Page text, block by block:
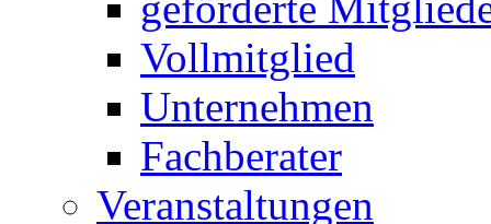
Vollmitglied
Unternehmen
Fachberater
Veranstaltungen